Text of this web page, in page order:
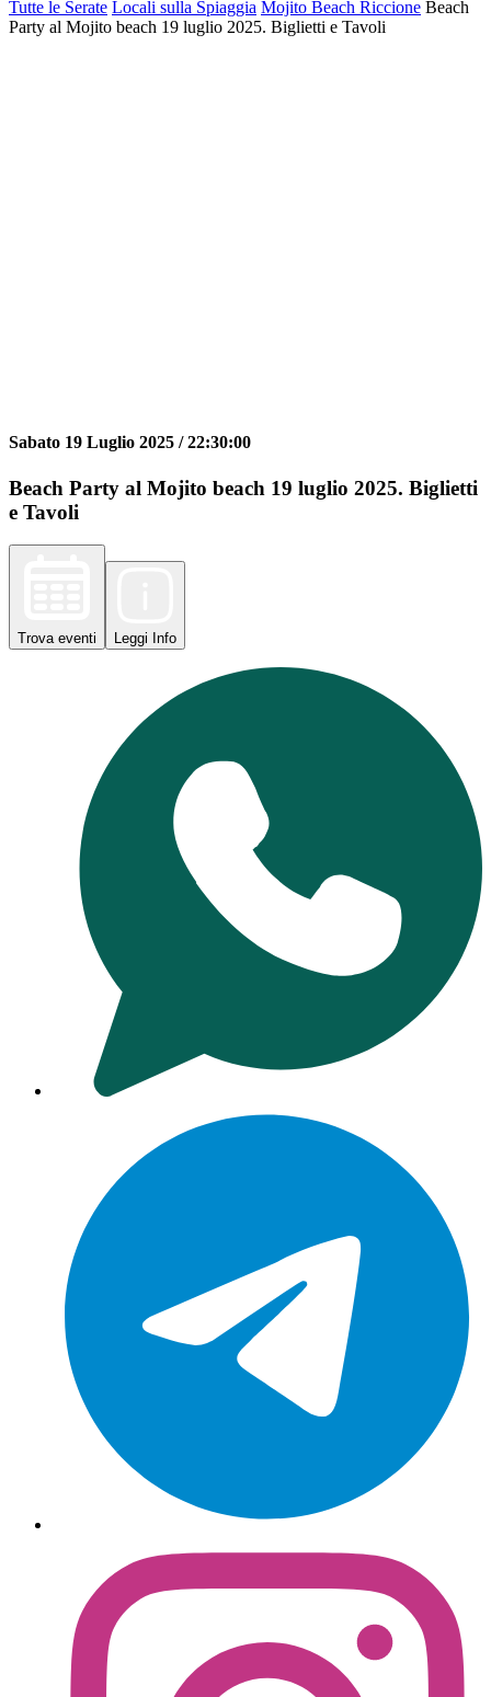
Tutte le Serate Locali sulla Spiaggia Mojito Beach Riccione Beach
Party al Mojito beach 19 luglio 2025. Biglietti e Tavoli
Sabato 19 Luglio 2025 /22:30:00
Beach Party al Mojito beach 19 luglio 2025. Biglietti
e Tavoli
Trova eventi Leggi Info